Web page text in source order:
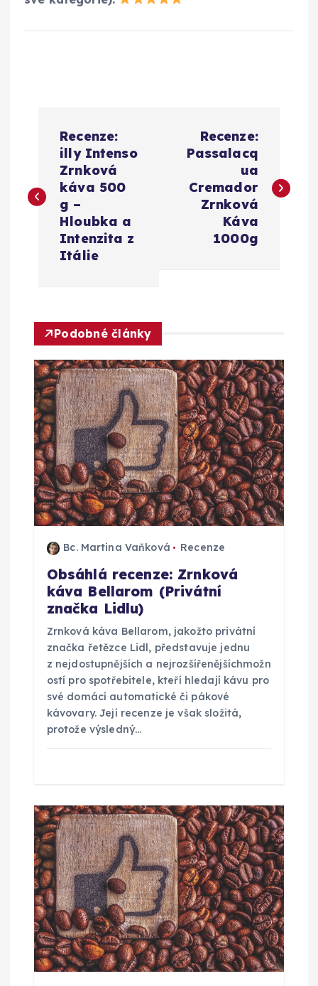
v
c
e
p
r
o
p
Recenze:
illy Intenso
Zrnková
káva 500
g –
Hloubka a
Intenzita z
Itálie
Recenze:
Passalacq
ua
Cremador
Zrnková
Káva
1000g
Podobné články
Bc. Martina Vaňková Recenze
Obsáhlá recenze: Zrnková
káva Bellarom (Privátní
značka Lidlu)
Zrnková káva Bellarom, jakožto privátní
značka řetězce Lidl, představuje jednu
z nejdostupnějších a nejrozšířenějšíchmožn
ostí pro spotřebitele, kteří hledají kávu pro
své domácí automatické či pákové
kávovary. Její recenze je však složitá,
protože výsledný…